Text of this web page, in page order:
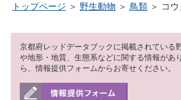
トップページ ＞ 野生動物 ＞ 鳥類 ＞ コウ
京都府レッドデータブックに掲載されている
や地形・地質、生態系などに関する情報があ
ら、情報提供フォームからお寄せください。